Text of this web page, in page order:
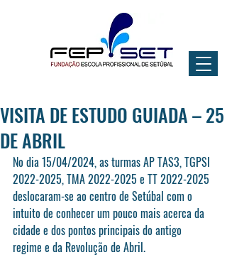
VISITA DE ESTUDO GUIADA – 25
DE ABRIL
No dia 15/04/2024, as turmas AP TAS3, TGPSI
2022-2025, TMA 2022-2025 e TT 2022-2025
deslocaram-se ao centro de Setúbal com o
intuito de conhecer um pouco mais acerca da
cidade e dos pontos principais do antigo
regime e da Revolução de Abril.